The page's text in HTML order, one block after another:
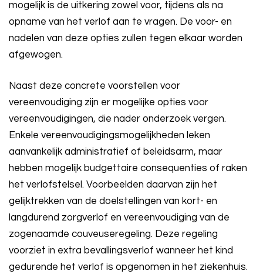
mogelijk is de uitkering zowel voor, tijdens als na
opname van het verlof aan te vragen. De voor- en
nadelen van deze opties zullen tegen elkaar worden
afgewogen.
Naast deze concrete voorstellen voor
vereenvoudiging zijn er mogelijke opties voor
vereenvoudigingen, die nader onderzoek vergen.
Enkele vereenvoudigingsmogelijkheden leken
aanvankelijk administratief of beleidsarm, maar
hebben mogelijk budgettaire consequenties of raken
het verlofstelsel. Voorbeelden daarvan zijn het
gelijktrekken van de doelstellingen van kort- en
langdurend zorgverlof en vereenvoudiging van de
zogenaamde couveuseregeling. Deze regeling
voorziet in extra bevallingsverlof wanneer het kind
gedurende het verlof is opgenomen in het ziekenhuis.